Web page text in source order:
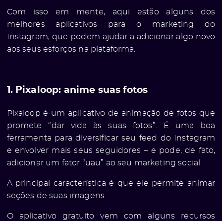
Com isso em mente, aqui estão alguns dos
melhores aplicativos para o marketing do
Instagram, que podem ajudar a adicionar algo novo
aos seus esforços na plataforma.
1. Pixaloop: anime suas fotos
Pixaloop é um aplicativo de animação de fotos que
promete “dar vida às suas fotos”. É uma boa
ferramenta para diversificar seu feed do Instagram
e envolver mais seus seguidores – e pode, de fato,
adicionar um fator “uau” ao seu marketing social.
A principal característica é que ele permite animar
seções de suas imagens.
O aplicativo gratuito vem com alguns recursos